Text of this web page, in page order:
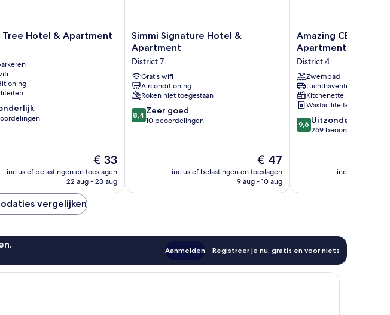
Tree Hotel & Apartment
De
prijs
is
€ 33
inclusief belastingen en toeslagen
22 aug - 23 aug
Simmi
Signature
Hotel
&
Apartment
District
7
Simmi Signature Hotel &
Apartment
District 7
Gratis wifi
Airconditioning
Roken niet toegestaan
8.4
van
beoordelingen
8,4 Zeer goed
10 beoordelingen
De
prijs
is
€ 47
inclusief belastingen en toeslagen
9 aug - 10 aug
Amazing
CBD
Rivergate
Apartment
&
Pool
District
4
Amazing CBD
Apartment & Pool
District 4
Zwembad
Luchthaventransfer
Kitchenette
Wasfaciliteiten
9.6
van
beoordelingen
9,6 Uitzonderlijk
269 beoordelingen
inclusief
vergelijken
Aanmelden Registreer je nu, gratis en voor niets